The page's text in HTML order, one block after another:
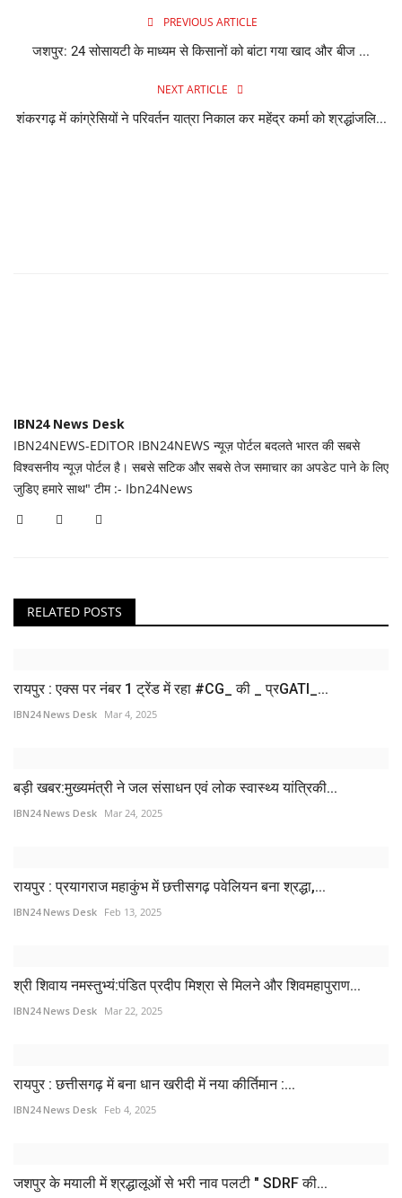
PREVIOUS ARTICLE
जशपुर: 24 सोसायटी के माध्यम से किसानों को बांटा गया खाद और बीज ...
NEXT ARTICLE
शंकरगढ़ में कांग्रेसियों ने परिवर्तन यात्रा निकाल कर महेंद्र कर्मा को श्रद्धांजलि...
IBN24 News Desk
IBN24NEWS-EDITOR IBN24NEWS न्यूज़ पोर्टल बदलते भारत की सबसे
विश्वसनीय न्यूज़ पोर्टल है। सबसे सटिक और सबसे तेज समाचार का अपडेट पाने के लिए
जुडिए हमारे साथ" टीम :- Ibn24News
RELATED POSTS
रायपुर : एक्स पर नंबर 1 ट्रेंड में रहा #CG_ की _ प्रGATI_...
IBN24 News Desk Mar 4, 2025
बड़ी खबर:मुख्यमंत्री ने जल संसाधन एवं लोक स्वास्थ्य यांत्रिकी...
IBN24 News Desk Mar 24, 2025
रायपुर : प्रयागराज महाकुंभ में छत्तीसगढ़ पवेलियन बना श्रद्धा,...
IBN24 News Desk Feb 13, 2025
श्री शिवाय नमस्तुभ्यं:पंडित प्रदीप मिश्रा से मिलने और शिवमहापुराण...
IBN24 News Desk Mar 22, 2025
रायपुर : छत्तीसगढ़ में बना धान खरीदी में नया कीर्तिमान :...
IBN24 News Desk Feb 4, 2025
जशपुर के मयाली में श्रद्धालूओं से भरी नाव पलटी " SDRF की...